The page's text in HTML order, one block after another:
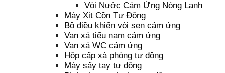
Vòi Nước Cảm Ứng Nóng Lạnh
Máy Xịt Cồn Tự Động
Bộ điều khiển vòi sen cảm ứng
Van xả tiểu nam cảm ứng
Van xả WC cảm ứng
Hộp cấp xà phòng tự động
Máy sấy tay tự động